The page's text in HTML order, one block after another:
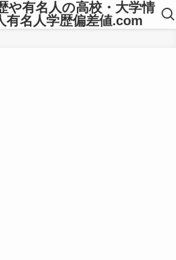
や有名人の高校・大学情
有名人学歴偏差値.com